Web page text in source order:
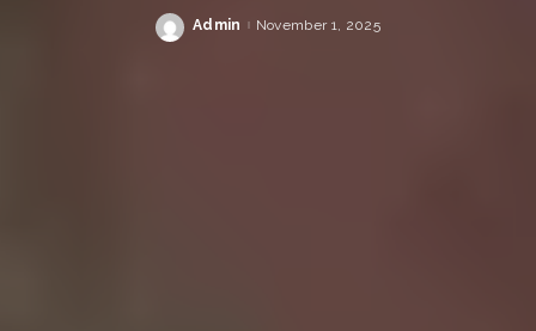
Posted
Admin November 1, 2025